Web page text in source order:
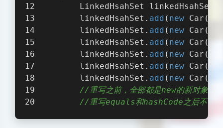
LinkedHsahSet linkedHsahSet
        linkedHsahSet.
add ( new Car(
        linkedHsahSet.
add ( new Car(
        linkedHsahSet.
add ( new Car(
"
        linkedHsahSet.
add ( new Car(
        linkedHsahSet.
add ( new Car(
        linkedHsahSet.
add ( new Car(
//重写之前，全部都是new的新对象，
//重写equals和hashCode之后不